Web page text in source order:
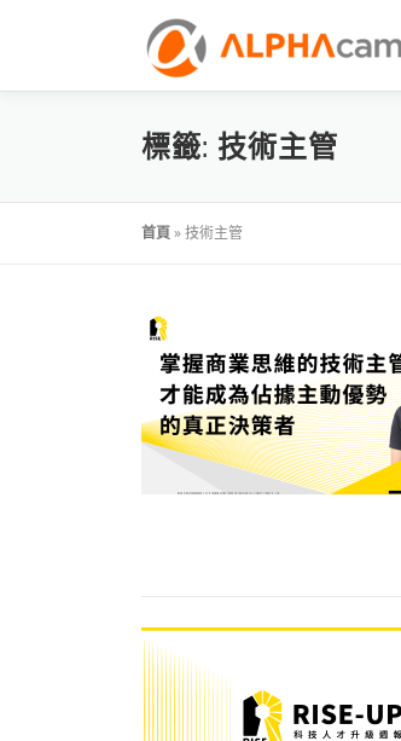
標籤: 技術主管
首頁»技術主管